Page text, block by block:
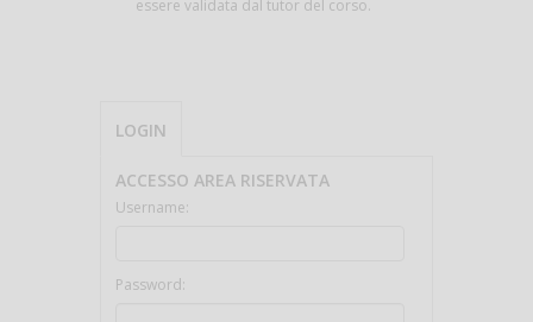
essere validata dal tutor del corso.
LOGIN
ACCESSO AREA RISERVATA
Username:
Password: